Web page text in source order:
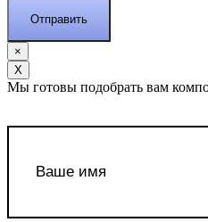
×
Х
Мы готовы подобрать вам